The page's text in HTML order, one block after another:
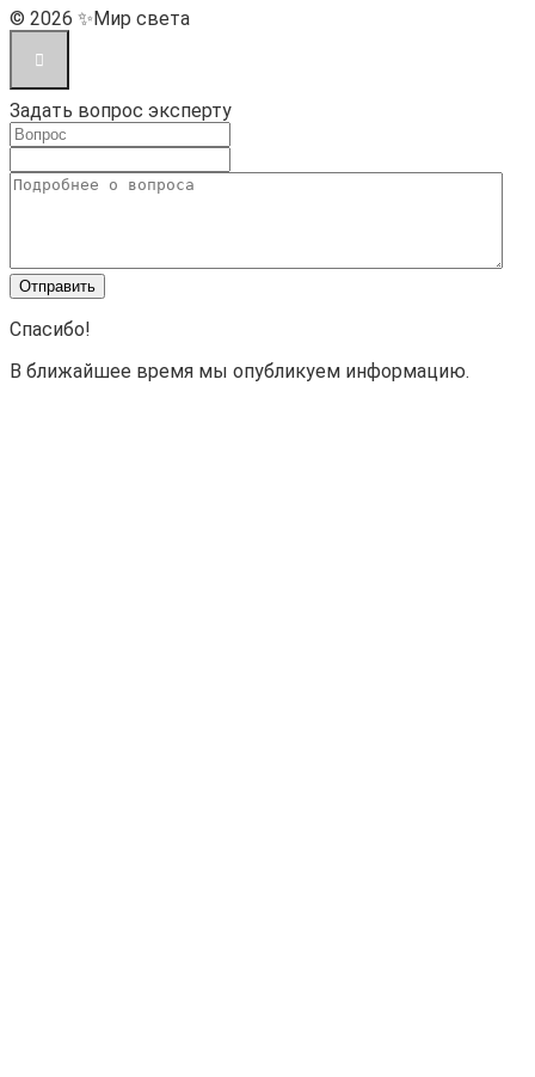
© 2026 ✨Мир света
Задать вопрос эксперту
Спасибо!
В ближайшее время мы опубликуем информацию.